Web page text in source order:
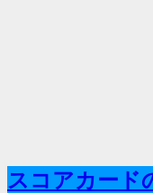
スコアカード